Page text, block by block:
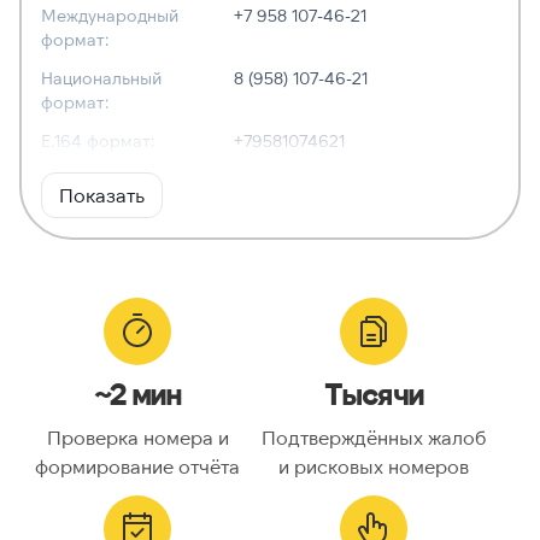
Международный
формат:
+7 958 107-46-21
Национальный
формат:
8 (958) 107-46-21
E.164 формат:
+79581074621
RFC3966
формат:
Тип номера:
Оператор связи:
Национальный
9581074621
Код страны:
ГЕОЛОКАЦИЯ
Показать
~2 мин
Проверка номера и
формирование отчёта
Тысячи
Подтверждённых жалоб
и рисковых номеров